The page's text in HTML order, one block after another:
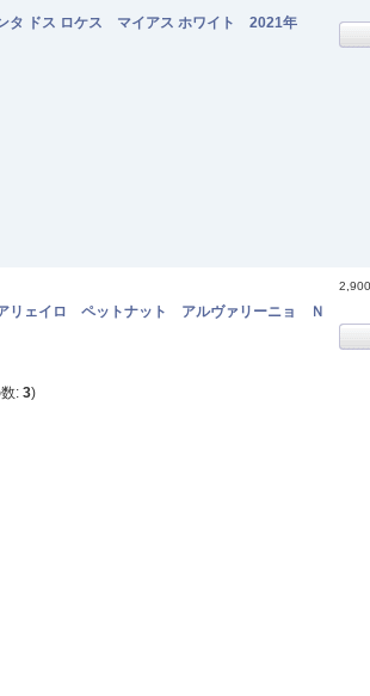
タ ドス ロケス マイアス ホワイト 2021年
リェイロ ペットナット アルヴァリーニョ Ｎ
: 3)